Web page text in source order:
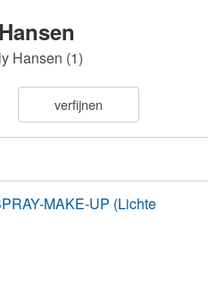
Hansen (1)
verfijnen
MAKE-UP (Lichte